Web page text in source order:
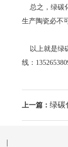
总之，绿碳
生产陶瓷必不
以上就是绿
线：
上一篇： 绿碳
|